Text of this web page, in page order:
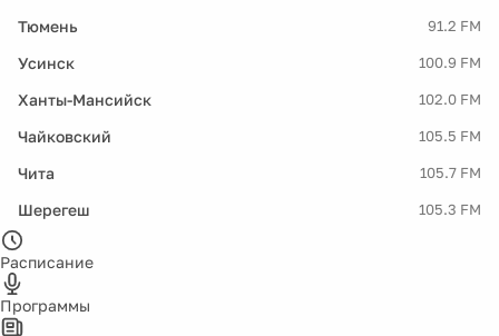
Тюмень 91.2 FM
Усинск 100.9 FM
Ханты-Мансийск 102.0 FM
Чайковский 105.5 FM
Чита 105.7 FM
Шерегеш 105.3 FM
Расписание
Программы